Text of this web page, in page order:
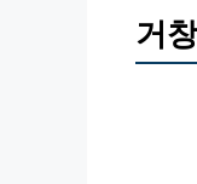
거